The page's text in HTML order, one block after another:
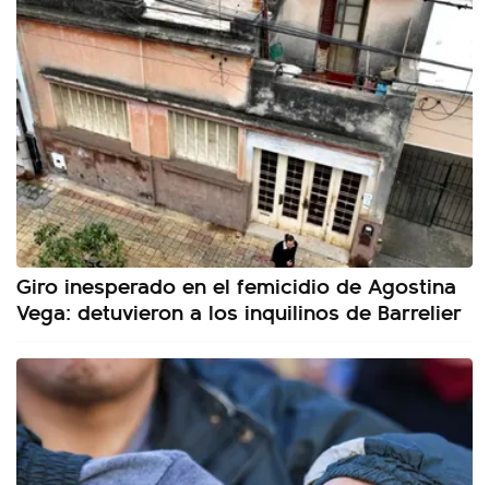
Giro inesperado en el femicidio de Agostina
Vega: detuvieron a los inquilinos de Barrelier